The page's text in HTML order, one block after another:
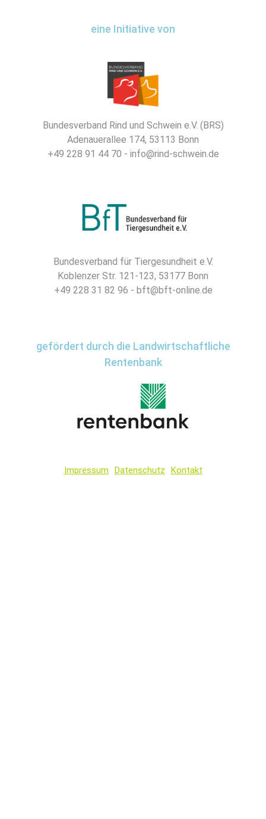
eine Initiative von
Bundesverband Rind und Schwein e.V. (BRS)
Adenauerallee 174, 53113 Bonn
+49 228 91 44 70 - info@rind-schwein.de
Bundesverband für Tiergesundheit e.V.
Koblenzer Str. 121-123, 53177 Bonn
+49 228 31 82 96 - bft@bft-online.de
gefördert durch die Landwirtschaftliche
Rentenbank
Impressum Datenschutz Kontakt